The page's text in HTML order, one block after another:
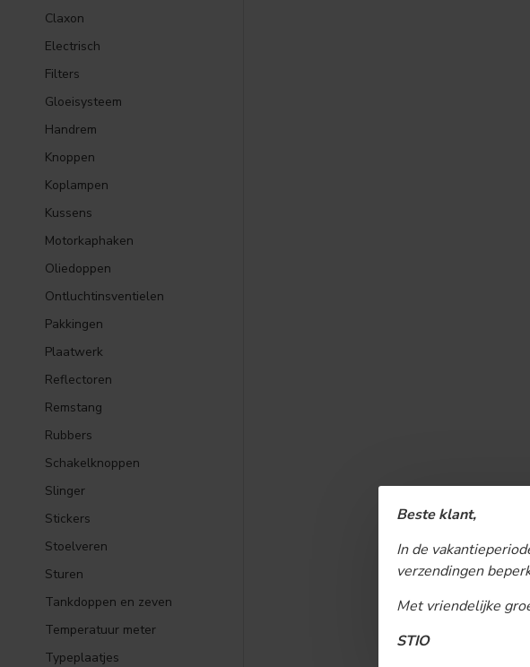
Beste klant,
In de
verzendingen
Met vriendelijke
STIO
Claxon
Electrisch
Filters
Gloeisysteem
Handrem
Knoppen
Koplampen
Kussens
Motorkaphaken
Oliedoppen
Ontluchtinsventielen
Pakkingen
Plaatwerk
Reflectoren
Remstang
Rubbers
Schakelknoppen
Slinger
Stickers
Stoelveren
Sturen
Tankdoppen en zeven
Temperatuur meter
Typeplaatjes